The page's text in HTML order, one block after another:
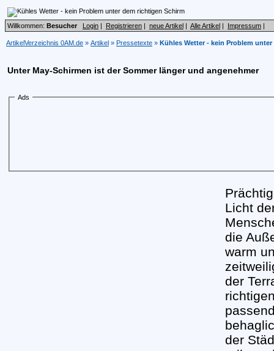
Willkommen: Besucher Login | Registrieren | neue Artikel | Alle Artikel | Impressum |
ArtikelVerzeichnis 0AM.de » Artikel » Pressetexte » Kühles Wetter - kein Problem
Unter May-Schirmen ist der Sommer länger und angenehmer
Ads
Licht
die
warm
der
der